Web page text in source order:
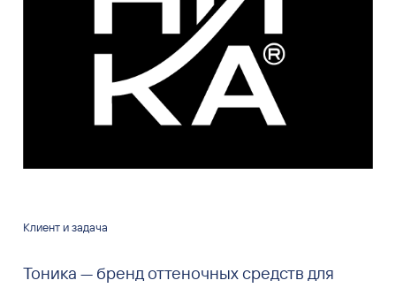
Клиент и задача
Тоника — бренд оттеночных средств для